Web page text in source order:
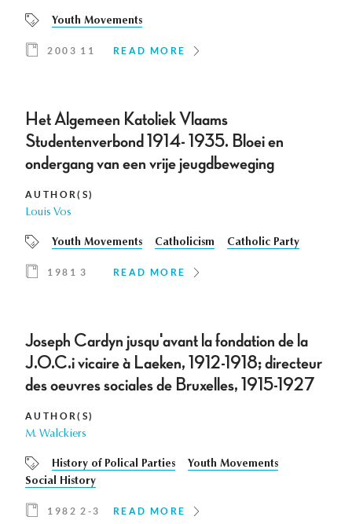
Youth Movements
2003 11 READ MORE
Het Algemeen Katoliek Vlaams
Studentenverbond 1914- 1935. Bloei en
ondergang van een vrije jeugdbeweging
AUTHOR(S)
Louis Vos
Youth Movements Catholicism Catholic Party
1981 3 READ MORE
Joseph Cardyn jusqu'avant la fondation de la
J.O.C.i vicaire à Laeken, 1912-1918; directeur
des oeuvres sociales de Bruxelles, 1915-1927
AUTHOR(S)
M. Walckiers
History of Polical Parties
Youth Movements
Social History
1982 2-3 READ MORE